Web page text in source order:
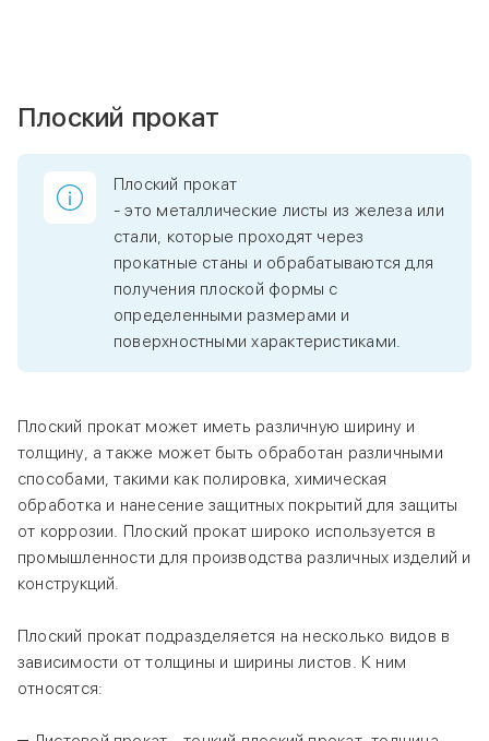
Плоский прокат
Плоский прокат
- это металлические листы из железа или
стали, которые проходят через
прокатные станы и обрабатываются для
получения плоской формы с
определенными размерами и
поверхностными характеристиками.
Плоский прокат может иметь различную ширину и
толщину, а также может быть обработан различными
способами, такими как полировка, химическая
обработка и нанесение защитных покрытий для защиты
от коррозии. Плоский прокат широко используется в
промышленности для производства различных изделий и
конструкций.
Плоский прокат подразделяется на несколько видов в
зависимости от толщины и ширины листов. К ним
относятся: